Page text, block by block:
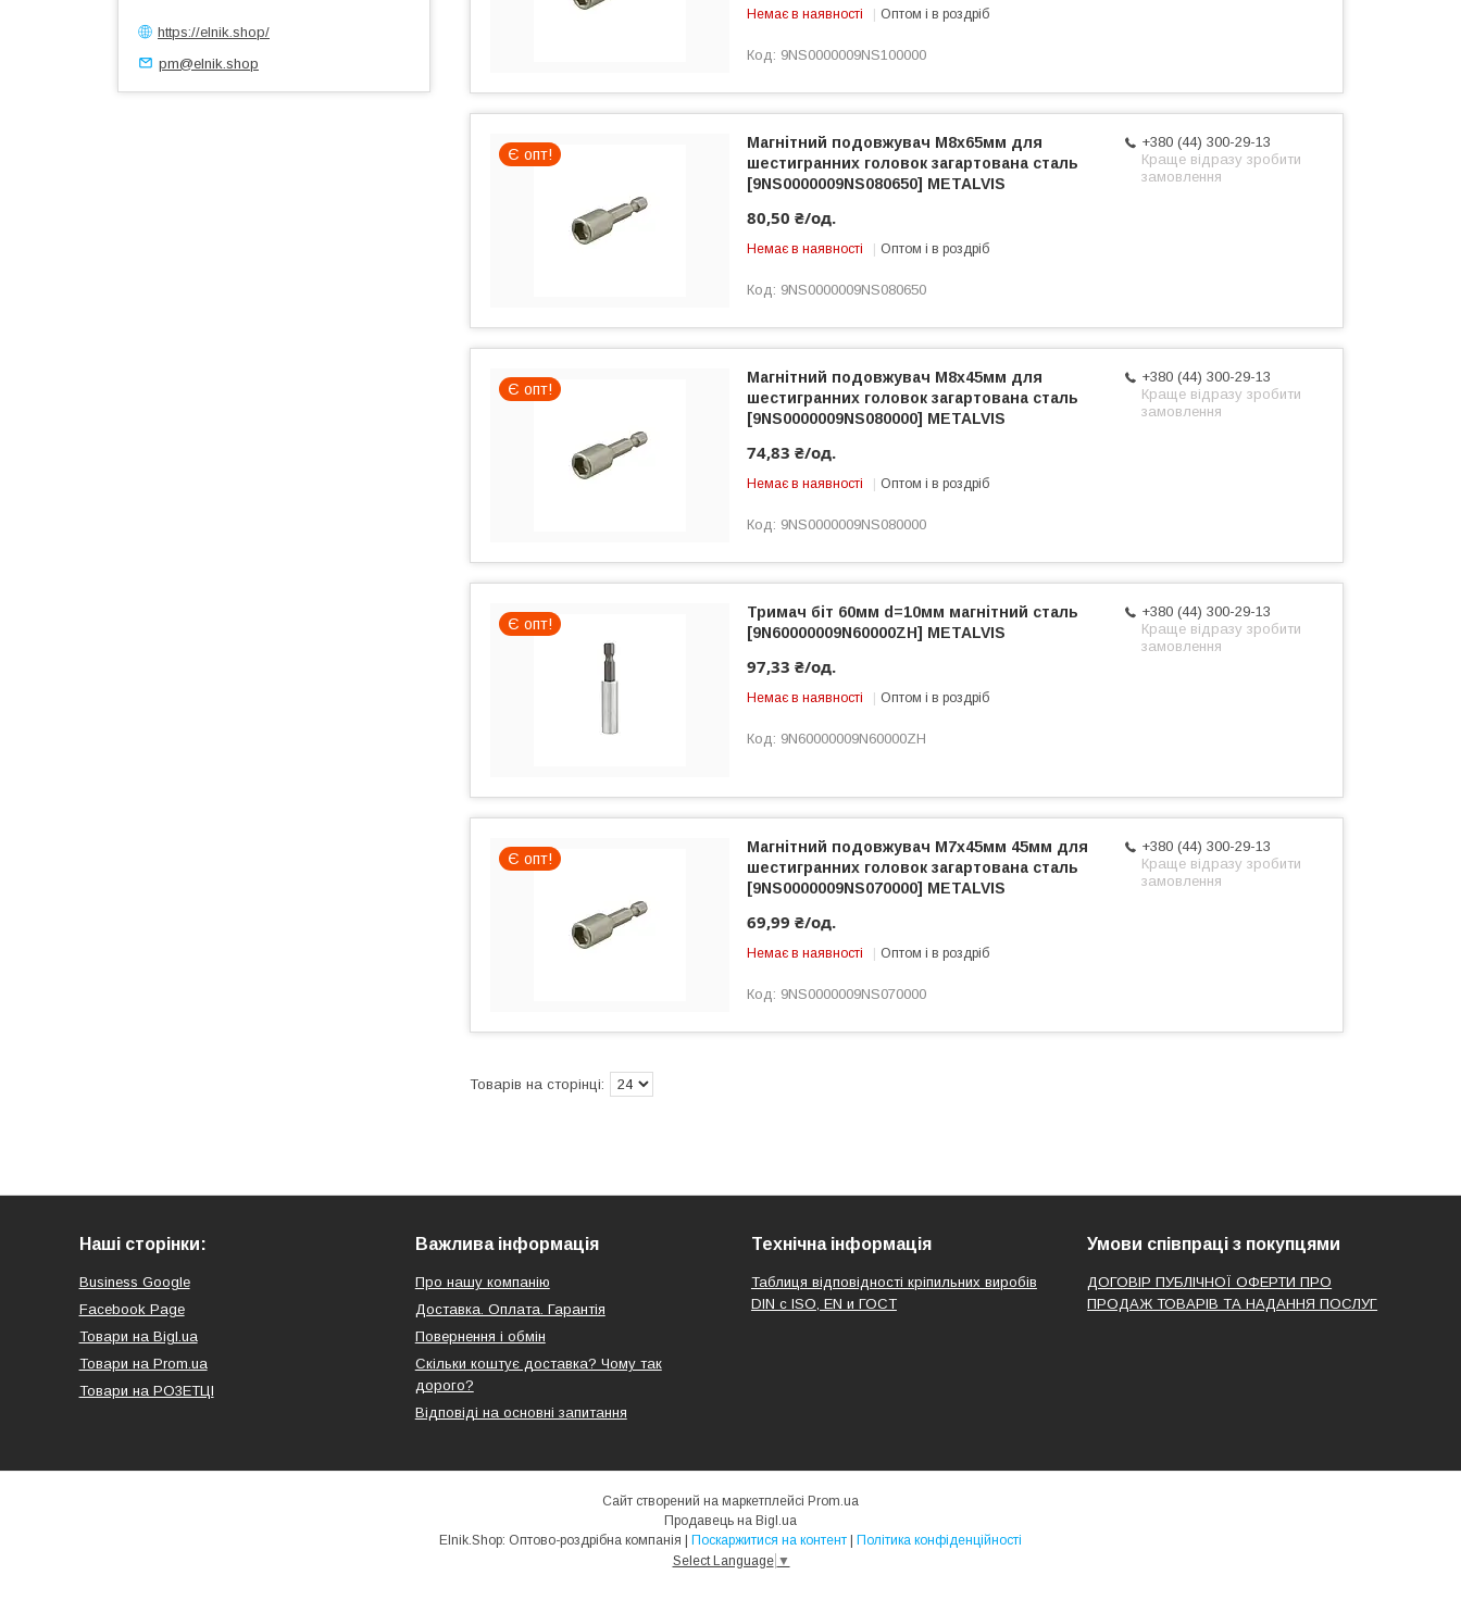
Немає в наявності Оптом і в роздріб
9NS0000009NS100000
Є опт!
+380 (44) 300-29-13
Краще відразу зробити
замовлення
Магнітний подовжувач M8x65мм для
шестигранних головок загартована сталь
[9NS0000009NS080650] METALVIS
80,50 ₴/од.
Немає в наявності Оптом і в роздріб
9NS0000009NS080650
Є опт!
+380 (44) 300-29-13
Краще відразу зробити
замовлення
Магнітний подовжувач M8x45мм для
шестигранних головок загартована сталь
[9NS0000009NS080000] METALVIS
74,83 ₴/од.
Немає в наявності Оптом і в роздріб
9NS0000009NS080000
Є опт!
+380 (44) 300-29-13
Краще відразу зробити
замовлення
Тримач біт 60мм d=10мм магнітний сталь
[9N60000009N60000ZH] METALVIS
97,33 ₴/од.
Немає в наявності Оптом і в роздріб
9N60000009N60000ZH
Є опт!
+380 (44) 300-29-13
Краще відразу зробити
замовлення
Магнітний подовжувач M7x45мм 45мм для
шестигранних головок загартована сталь
[9NS0000009NS070000] METALVIS
69,99 ₴/од.
Немає в наявності Оптом і в роздріб
9NS0000009NS070000
https://elnik.shop/
pm@elnik.shop
Наші сторінки:
Business Google
Facebook Page
Товари на Bigl.ua
Товари на Prom.ua
Товари на РO3EТЦI
Важлива інформація
Про нашу компанію
Доставка. Оплата. Гарантія
Повернення і обмін
Скільки коштує доставка? Чому так
дорого?
Відповіді на основні запитання
Технічна інформація
Таблиця відповідності кріпильних виробів
DIN с ISO, EN и ГОСТ
Умови співпраці з покупцями
ДОГОВІР ПУБЛІЧНОЇ ОФЕРТИ ПРО
ПРОДАЖ ТОВАРІВ ТА НАДАННЯ ПОСЛУГ
Сайт створений на маркетплейсі Prom.ua
Продавець на Bigl.ua
Поскаржитися на контент
Політика конфіденційності
Select Language ▼